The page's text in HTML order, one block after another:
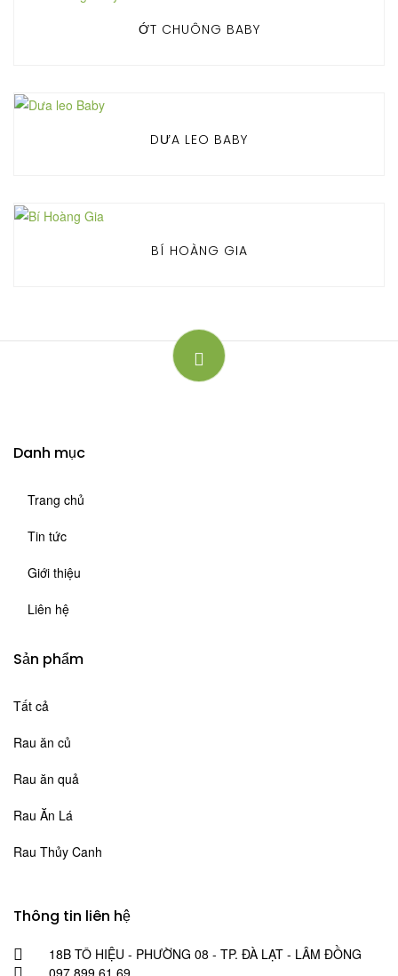
ỚT CHUÔNG BABY
DƯA LEO BABY
BÍ HOÀNG GIA
Danh mục
Trang chủ
Tin tức
Giới thiệu
Liên hệ
Sản phẩm
Tất cả
Rau ăn củ
Rau ăn quả
Rau Ăn Lá
Rau Thủy Canh
Thông tin liên hệ
18B TÔ HIỆU - PHƯỜNG 08 - TP. ĐÀ LẠT - LÂM ĐỒNG